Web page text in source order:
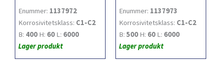
Enummer: 1137972
Korrosivitetsklass: C1-C2
B: 400 H: 60 L: 6000
Lager produkt
Enummer: 1137973
Korrosivitetsklass: C1-C2
B: 500 H: 60 L: 6000
Lager produkt